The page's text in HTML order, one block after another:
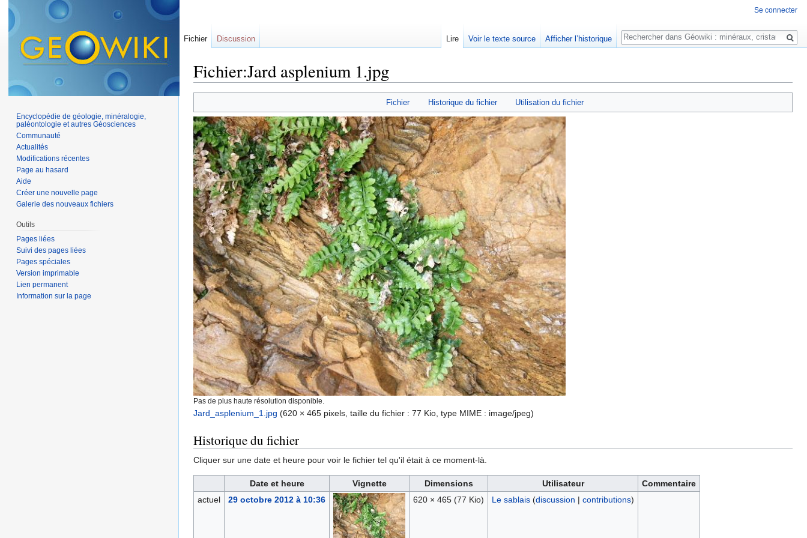
Fichier:Jard asplenium 1.jpg
Fichier Historique du fichier Utilisation du fichier
Pas de plus haute résolution disponible.
Jard_asplenium_1.jpg (620 × 465 pixels, taille du fichier : 77 Kio, type MIME : image/jpeg)
Historique du fichier
Cliquer sur une date et heure pour voir le fichier tel qu'il était à ce moment-là.
Date et heure Vignette Dimensions Utilisateur
Commentaire
actuel
29 octobre 2012 à 10:36 620 × 465 (77 Kio) Le sablais (discussion | contributions)
Se connecter
Fichier Discussion Lire Voir le texte source Afficher l’historique
Rechercher
Encyclopédie de géologie, minéralogie,
paléontologie et autres Géosciences
Communauté
Actualités
Modifications récentes
Page au hasard
Aide
Créer une nouvelle page
Galerie des nouveaux fichiers
Outils
Pages liées
Suivi des pages liées
Pages spéciales
Version imprimable
Lien permanent
Information sur la page